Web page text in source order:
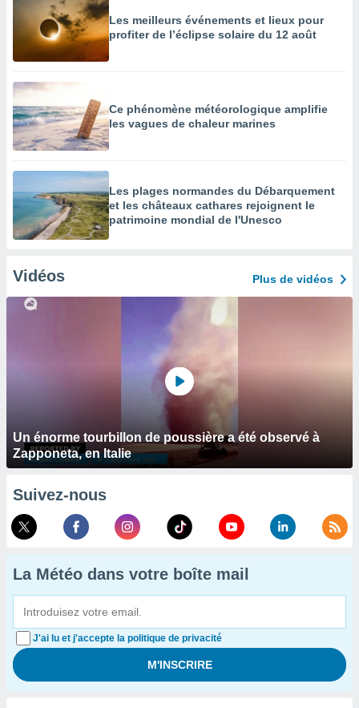
Les meilleurs événements et lieux pour
profiter de l’éclipse solaire du 12 août
Ce phénomène météorologique amplifie
les vagues de chaleur marines
Les plages normandes du Débarquement
et les châteaux cathares rejoignent le
patrimoine mondial de l'Unesco
Vidéos Plus de vidéos
Un énorme tourbillon de poussière a été observé à
Zapponeta, en Italie
Suivez-nous
La Météo dans votre boîte mail
J'ai lu et j'accepte la politique de privacité